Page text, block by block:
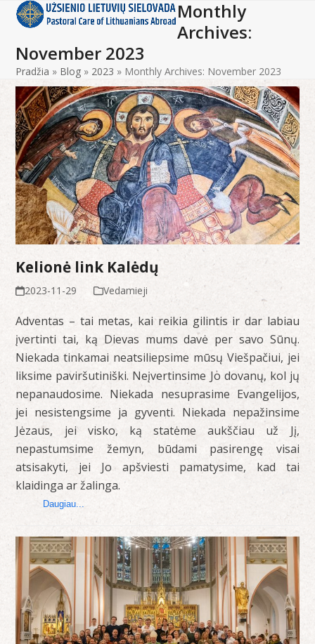
SkipOpen
mobile
menu
Close
mobile
menu
Monthly
Archives:
November 2023
Pradžia » Blog » 2023 » Monthly Archives: November 2023
Kelionė link Kalėdų
2023-11-29 Vedamieji
Adventas – tai metas, kai reikia gilintis ir dar labiau
įvertinti tai, ką Dievas mums davė per savo Sūnų.
Niekada tinkamai neatsiliepsime mūsų Viešpačiui, jei
liksime paviršutiniški. Neįvertinsime Jo dovanų, kol jų
nepanaudosime. Niekada nesuprasime Evangelijos,
jei nesistengsime ja gyventi. Niekada nepažinsime
Jėzaus, jei visko, ką statėme aukščiau už Jį,
nepastumsime žemyn, būdami pasirengę visai
atsisakyti, jei Jo apšviesti pamatysime, kad tai
klaidinga ar žalinga.
Daugiau...